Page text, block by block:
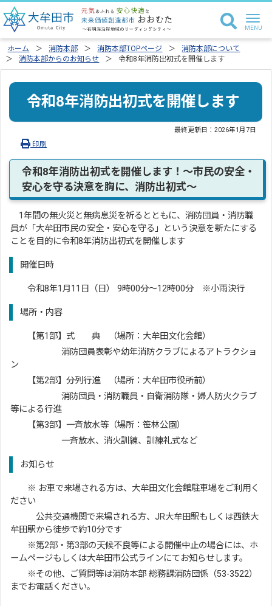
ホーム 消防本部 消防本部TOPページ
消防本部について
消防本部からのお知らせ
令和8年消防出初式を開催します
令和8年消防出初式を開催します
最終更新日：2026年1月7日
印刷
令和8年消防出初式を開催します！～市民の安全・
安心を守る決意を胸に、消防出初式～
1年間の無火災と無病息災を祈るとともに、消防団員・消防職
員が「大牟田市民の安全・安心を守る」という決意を新たにする
ことを目的に令和8年消防出初式を開催します
開催日時
令和8年1月11日（日） 9時00分～12時00分 ※小雨決行
場所・内容
【第1部】式 典 （場所：大牟田文化会館）
消防団員表彰や幼年消防クラブによるアトラクショ
ン
【第2部】分列行進 （場所：大牟田市役所前）
消防団員・消防職員・自衛消防隊・婦人防火クラブ
等による行進
【第3部】一斉放水等（場所：笹林公園）
一斉放水、消火訓練、訓練礼式など
お知らせ
※ お車で来場される方は、大牟田文化会館駐車場をご利用く
ださい
公共交通機関で来場される方、JR大牟田駅もしくは西鉄大
牟田駅から徒歩で約10分です
※第2部・第3部の天候不良等による開催中止の場合には、ホ
ームページもしくは大牟田市公式ラインにてお知らせします。
※その他、ご質問等は消防本部 総務課消防団係（53-3522）
までお電話ください。